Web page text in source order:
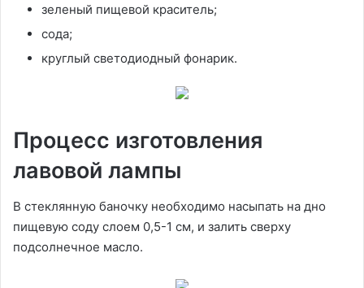
зеленый пищевой краситель;
сода;
круглый светодиодный фонарик.
Процесс изготовления
лавовой лампы
В стеклянную баночку необходимо насыпать на дно
пищевую соду слоем 0,5-1 см, и залить сверху
подсолнечное масло.